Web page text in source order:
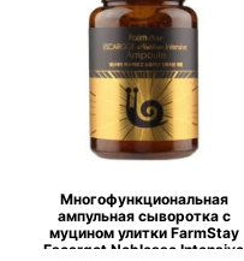
Многофункциональная
ампульная сыворотка с
муцином улитки FarmStay
Escargot Noblesse Intensive